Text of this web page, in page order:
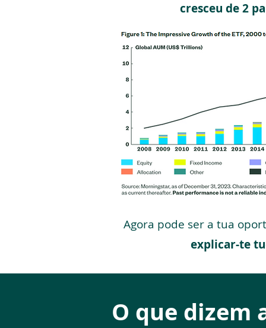
cresceu de 2
Agora pode ser a tua
explicar-te
O que dizem